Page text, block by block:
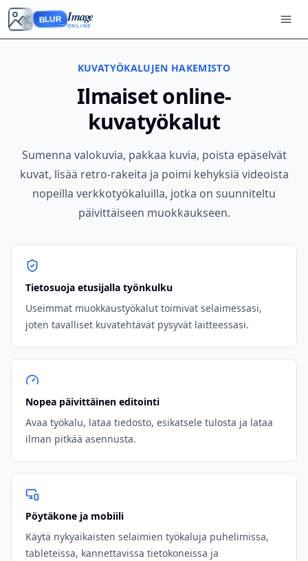
BLUR Image
ONLINE
KUVATYÖKALUJEN HAKEMISTO
Ilmaiset online-
kuvatyökalut
Sumenna valokuvia, pakkaa kuvia, poista epäselvät
kuvat, lisää retro-rakeita ja poimi kehyksiä videoista
nopeilla verkkotyökaluilla, jotka on suunniteltu
päivittäiseen muokkaukseen.
Tietosuoja etusijalla työnkulku
Useimmat muokkaustyökalut toimivat selaimessasi,
joten tavalliset kuvatehtävät pysyvät laitteessasi.
Nopea päivittäinen editointi
Avaa työkalu, lataa tiedosto, esikatsele tulosta ja lataa
ilman pitkää asennusta.
Pöytäkone ja mobiili
Käytä nykyaikaisten selaimien työkaluja puhelimissa,
tableteissa, kannettavissa tietokoneissa ja